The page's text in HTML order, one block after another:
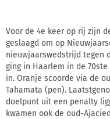
Voor de 4e keer op rij zijn
geslaagd om op
nieuwjaarswedstrijd tegen
ging in Haarlem in de
in. Oranje scoorde via de
Tahamata (pen).
doelpunt uit een penalty
kwamen ook de oud-